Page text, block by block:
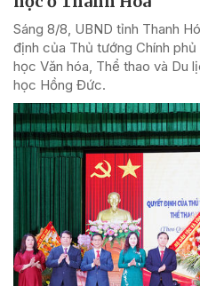
Sáng 8/8, UBND tỉnh Thanh
định của Thủ tướng Chính
học Văn hóa, Thể thao và Du
học Hồng Đức.